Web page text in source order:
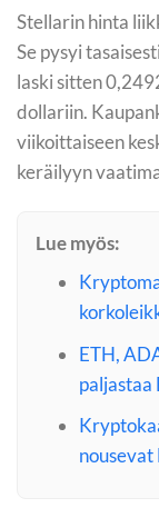
Stellarin hinta
Se pysyi
laski sitten
dollariin.
viikoittaiseen
keräilyyn
Lue myös:
ETH,
paljastaa
nousevat